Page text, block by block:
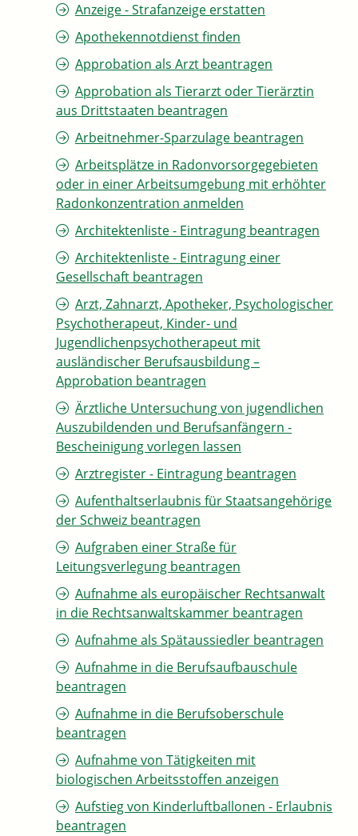
Anzeige - Strafanzeige erstatten
Apothekennotdienst finden
Approbation als Arzt beantragen
Approbation als Tierarzt oder Tierärztin
aus Drittstaaten beantragen
Arbeitnehmer-Sparzulage beantragen
Arbeitsplätze in Radonvorsorgegebieten
oder in einer Arbeitsumgebung mit erhöhter
Radonkonzentration anmelden
Architektenliste - Eintragung beantragen
Architektenliste - Eintragung einer
Gesellschaft beantragen
Arzt, Zahnarzt, Apotheker, Psychologischer
Psychotherapeut, Kinder- und
Jugendlichenpsychotherapeut mit
ausländischer Berufsausbildung –
Approbation beantragen
Ärztliche Untersuchung von jugendlichen
Auszubildenden und Berufsanfängern -
Bescheinigung vorlegen lassen
Arztregister - Eintragung beantragen
Aufenthaltserlaubnis für Staatsangehörige
der Schweiz beantragen
Aufgraben einer Straße für
Leitungsverlegung beantragen
Aufnahme als europäischer Rechtsanwalt
in die Rechtsanwaltskammer beantragen
Aufnahme als Spätaussiedler beantragen
Aufnahme in die Berufsaufbauschule
beantragen
Aufnahme in die Berufsoberschule
beantragen
Aufnahme von Tätigkeiten mit
biologischen Arbeitsstoffen anzeigen
Aufstieg von Kinderluftballonen - Erlaubnis
beantragen